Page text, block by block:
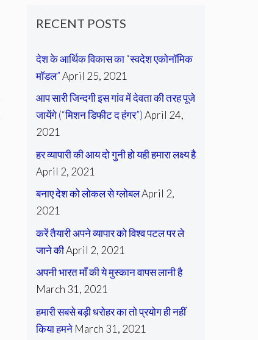
RECENT POSTS
देश के आर्थिक विकास का “स्वदेश एकोनॉमिक
मॉडल”April 25, 2021
आप सारी जिन्दगी इस गांव में देवता की तरह पूजे
जायेंगे (“मिशन डिफीट द हंगर”)April 24,
2021
हर व्यापारी की आय दो गुनी हो यही हमारा लक्ष्य है
April 2, 2021
बनाए देश को लोकल से ग्लोबलApril 2,
2021
करें तैयारी अपने व्यापार को विश्व पटल पर ले
जाने कीApril 2, 2021
अपनी भारत माँ की ये मुस्कान वापस लानी है
March 31, 2021
हमारी सबसे बड़ी धरोहर का तो प्रयोग ही नहीं
किया हमने March 31, 2021